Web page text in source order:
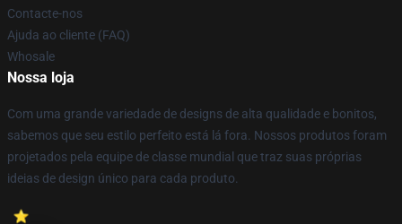
Contacte-nos
Ajuda ao cliente (FAQ)
Whosale
Nossa loja
Com uma grande variedade de designs de alta qualidade e bonitos,
sabemos que seu estilo perfeito está lá fora. Nossos produtos foram
projetados pela equipe de classe mundial que traz suas próprias
ideias de design único para cada produto.